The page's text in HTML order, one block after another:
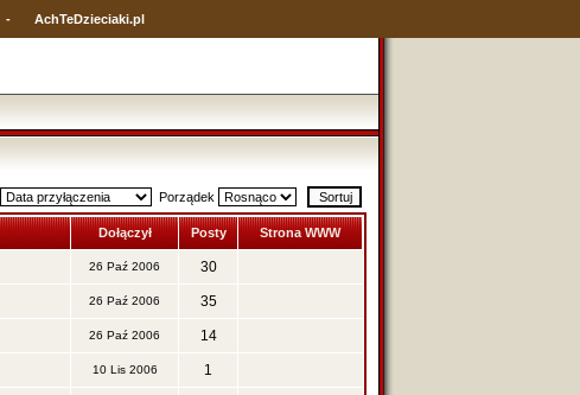
- AchTeDzieciaki.pl
Porządek
Dołączył Posty Strona WWW
26 Paź 2006 30
26 Paź 2006 35
26 Paź 2006 14
10 Lis 2006 1